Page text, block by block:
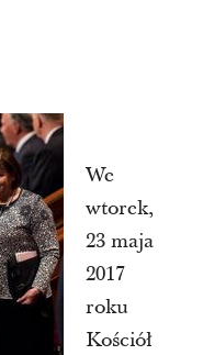
We
wtorek,
23 maja
2017
roku
Kościół